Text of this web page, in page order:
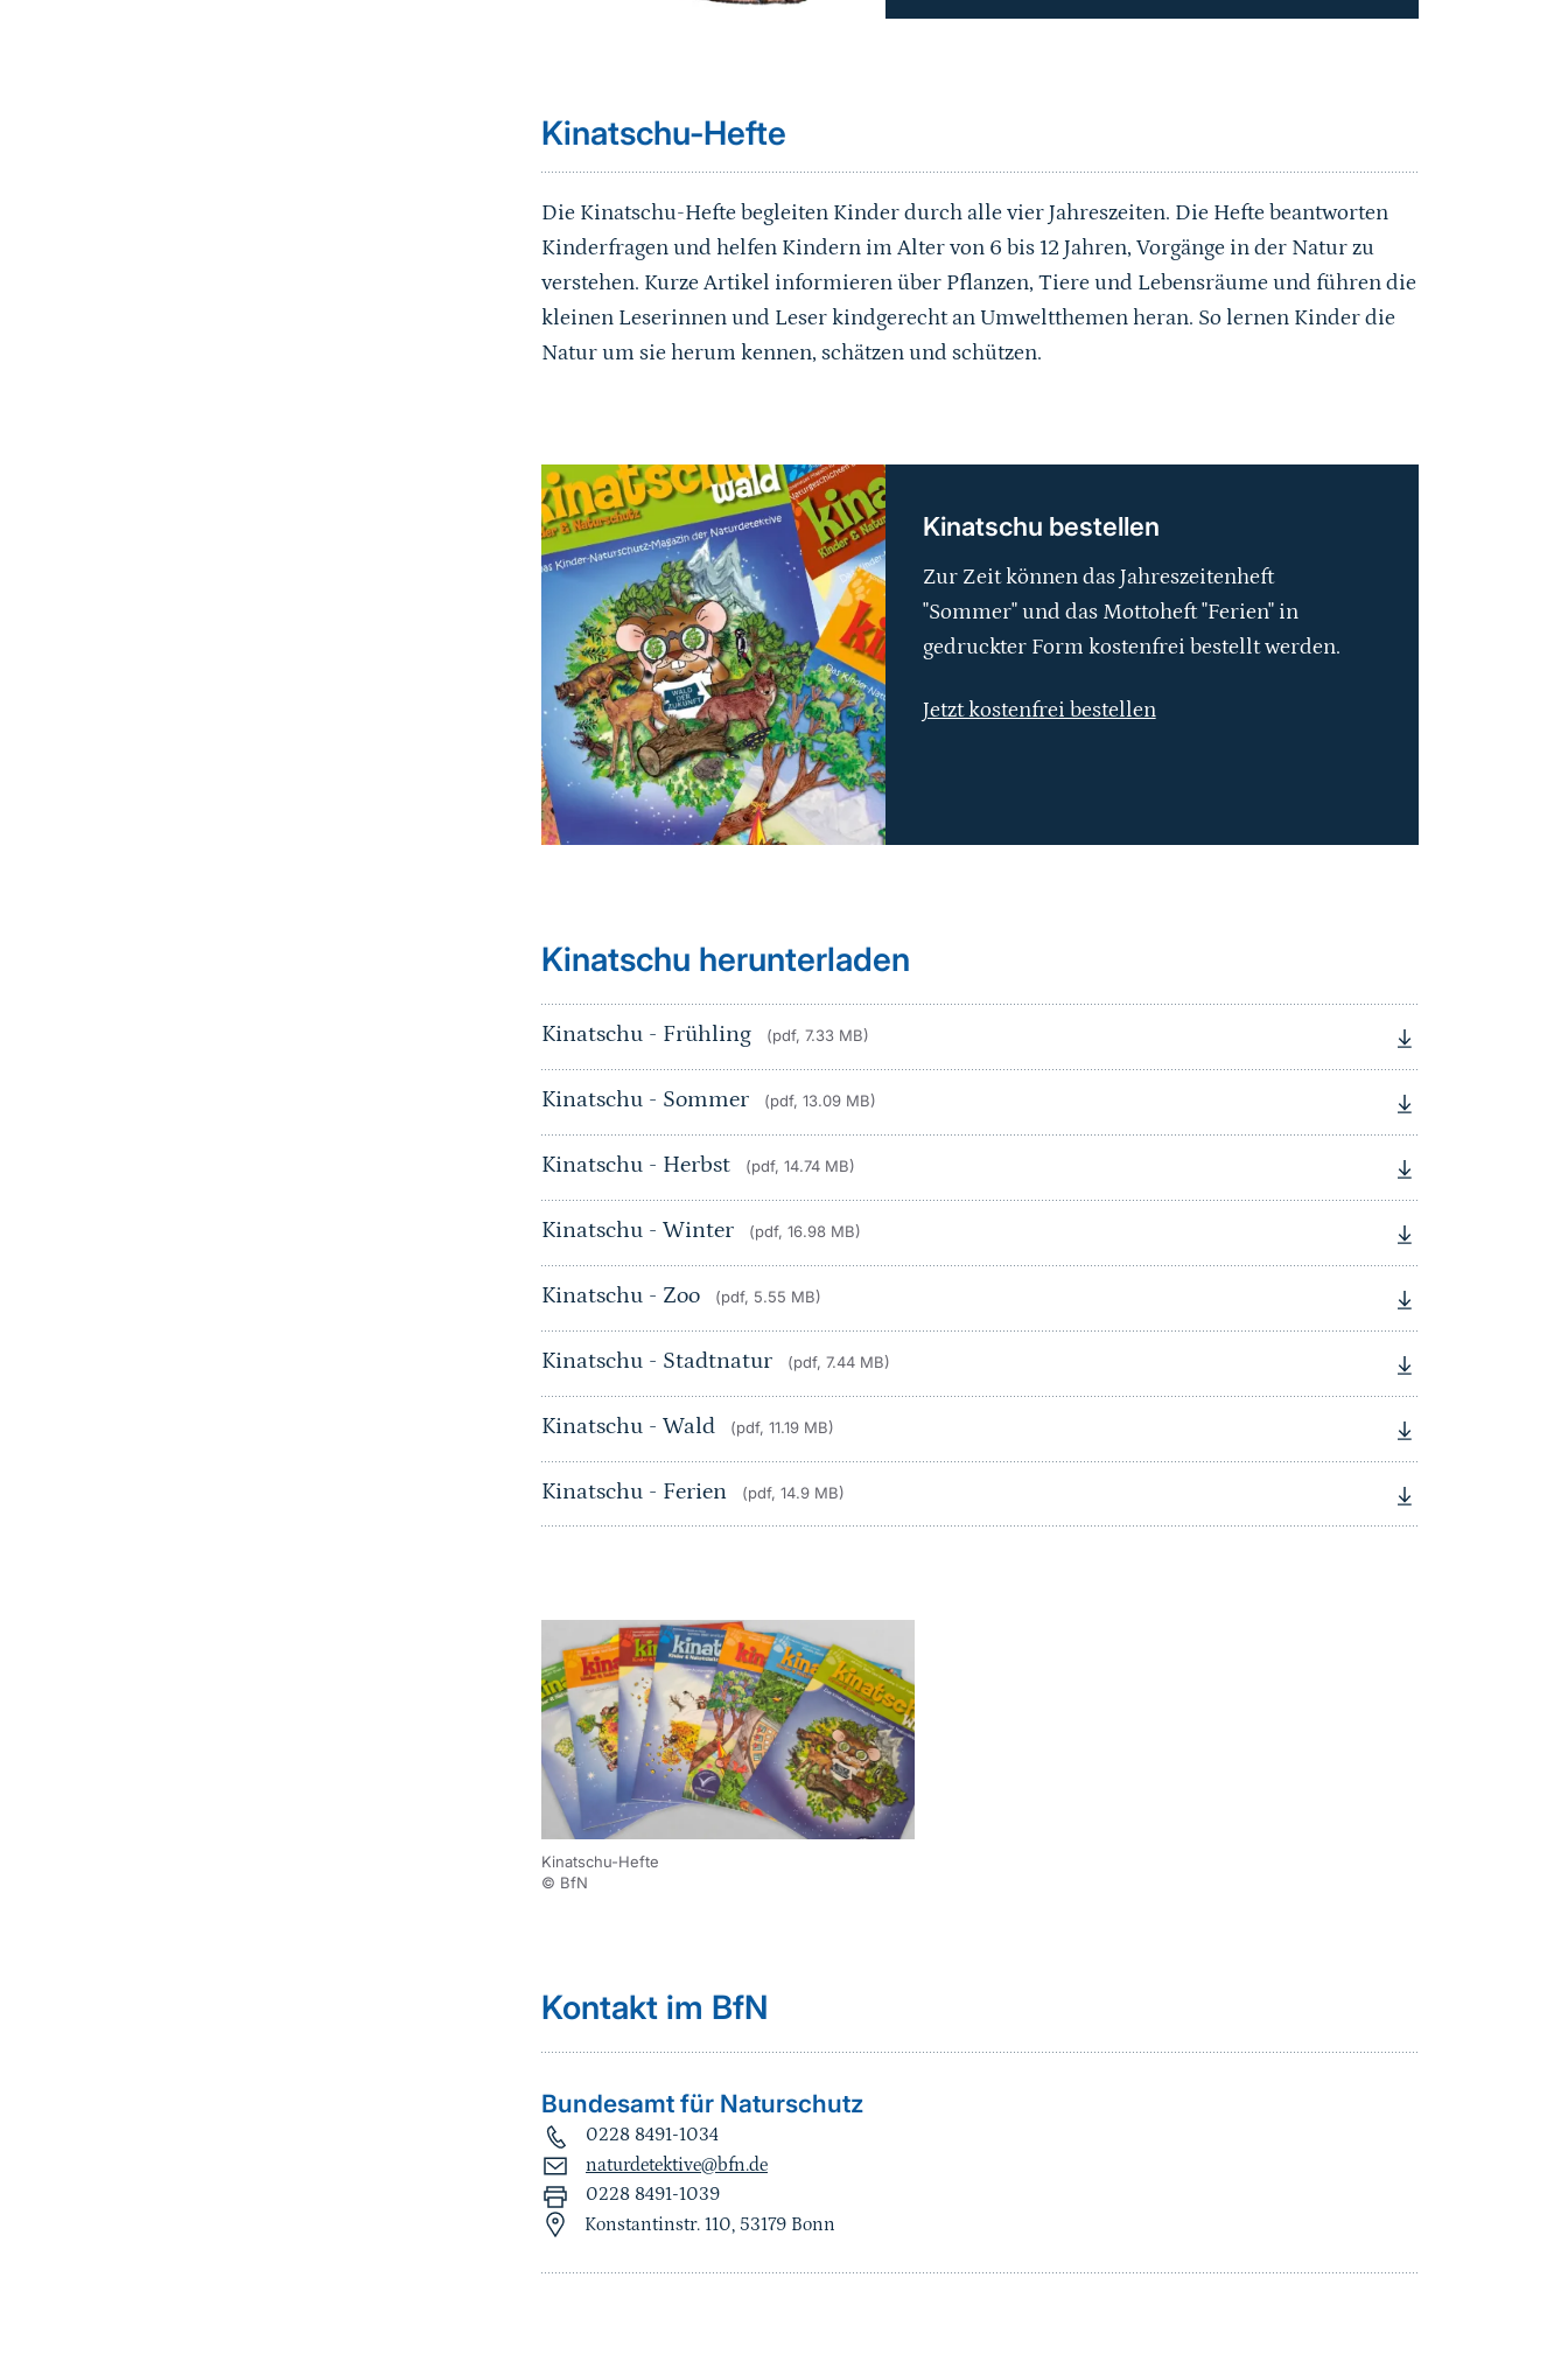
Kinatschu-Hefte
Die Kinatschu-Hefte begleiten Kinder durch alle vier Jahreszeiten. Die Hefte beantworten
Kinderfragen und helfen Kindern im Alter von 6 bis 12 Jahren, Vorgänge in der Natur zu
verstehen. Kurze Artikel informieren über Pflanzen, Tiere und Lebensräume und führen die
kleinen Leserinnen und Leser kindgerecht an Umweltthemen heran. So lernen Kinder die
Natur um sie herum kennen, schätzen und schützen.
weiterführender
Inhalt
Kinatschu bestellen
Zur Zeit können das Jahreszeitenheft
"Sommer" und das Mottoheft "Ferien" in
gedruckter Form kostenfrei bestellt werden.
Jetzt kostenfrei bestellen
Kinatschu herunterladen
Kinatschu - Frühling (pdf, 7.33 MB)
Kinatschu - Sommer (pdf, 13.09 MB)
Kinatschu - Herbst (pdf, 14.74 MB)
Kinatschu - Winter (pdf, 16.98 MB)
Kinatschu - Zoo (pdf, 5.55 MB)
Kinatschu - Stadtnatur (pdf, 7.44 MB)
Kinatschu - Wald (pdf, 11.19 MB)
Kinatschu - Ferien (pdf, 14.9 MB)
Kinatschu-Hefte
© BfN
Kontakt im BfN
Bundesamt für Naturschutz
0228 8491-1034
naturdetektive@bfn.de
0228 8491-1039
Konstantinstr. 110, 53179 Bonn